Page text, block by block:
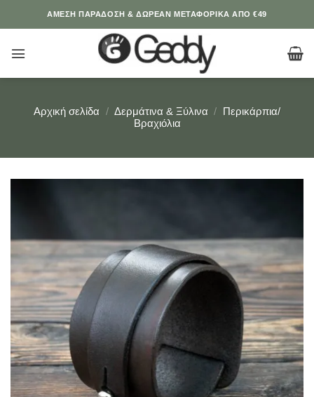
ΆΜΕΣΗ ΠΑΡΑΔΟΣΗ & ΔΩΡΕΑΝ ΜΕΤΑΦΟΡΙΚΑ ΑΠΟ €49
Αρχική σελίδα / Δερμάτινα & Ξύλινα /
Περικάρπια/
Βραχιόλια